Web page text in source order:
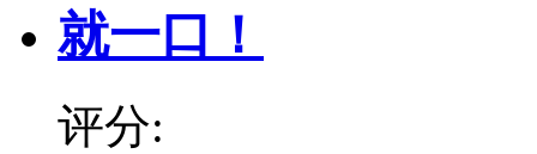
就一口！
评分: